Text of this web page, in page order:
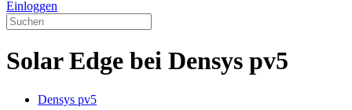
Einloggen
Solar Edge bei Densys pv5
Densys pv5